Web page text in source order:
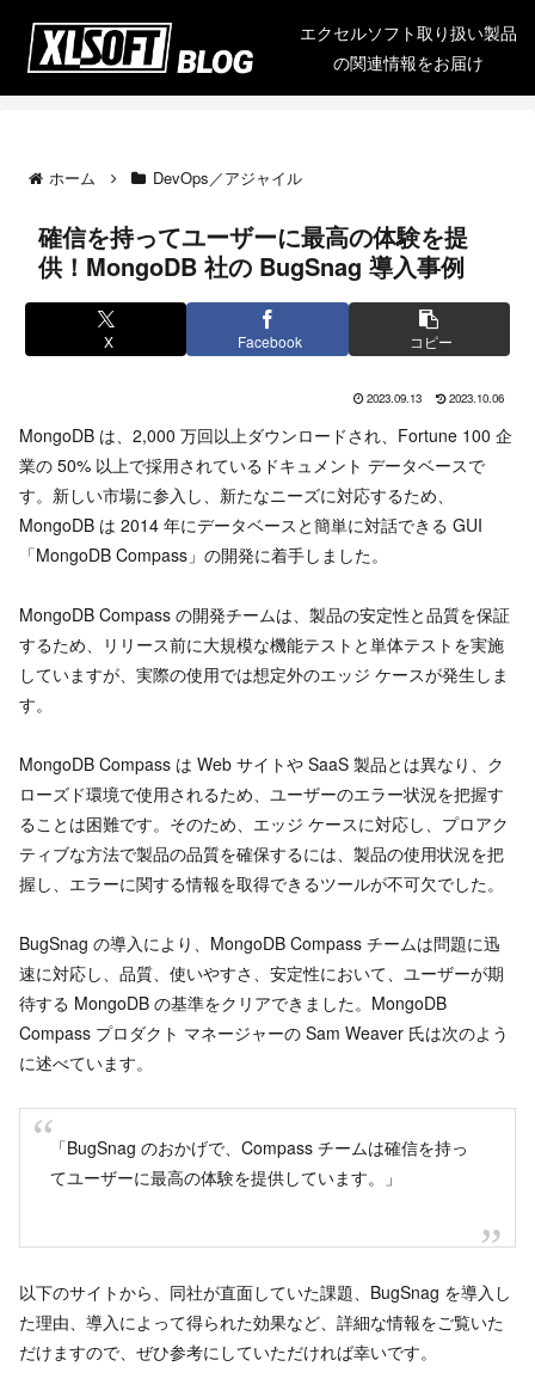
エクセルソフト取り扱い製品
の関連情報をお届け
ホーム DevOps／アジャイル
確信を持ってユーザーに最高の体験を提
供！MongoDB 社の BugSnag 導入事例
X Facebook コピー
2023.09.13 2023.10.06
MongoDB は、2,000 万回以上ダウンロードされ、Fortune 100 企
業の 50% 以上で採用されているドキュメント データベースで
す。新しい市場に参入し、新たなニーズに対応するため、
MongoDB は 2014 年にデータベースと簡単に対話できる GUI
「MongoDB Compass」の開発に着手しました。
MongoDB Compass の開発チームは、製品の安定性と品質を保証
するため、リリース前に大規模な機能テストと単体テストを実施
していますが、実際の使用では想定外のエッジ ケースが発生しま
す。
MongoDB Compass は Web サイトや SaaS 製品とは異なり、ク
ローズド環境で使用されるため、ユーザーのエラー状況を把握す
ることは困難です。そのため、エッジ ケースに対応し、プロアク
ティブな方法で製品の品質を確保するには、製品の使用状況を把
握し、エラーに関する情報を取得できるツールが不可欠でした。
BugSnag の導入により、MongoDB Compass チームは問題に迅
速に対応し、品質、使いやすさ、安定性において、ユーザーが期
待する MongoDB の基準をクリアできました。MongoDB
Compass プロダクト マネージャーの Sam Weaver 氏は次のよう
に述べています。
「BugSnag のおかげで、Compass チームは確信を持っ
てユーザーに最高の体験を提供しています。」
以下のサイトから、同社が直面していた課題、BugSnag を導入し
た理由、導入によって得られた効果など、詳細な情報をご覧いた
だけますので、ぜひ参考にしていただければ幸いです。